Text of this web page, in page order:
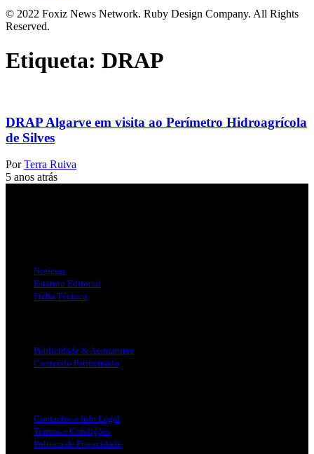
© 2022 Foxiz News Network. Ruby Design Company. All Rights
Reserved.
Etiqueta: DRAP
DRAP Algarve em visita ao Perímetro Hidroagrícola
de Silves
Por Terra Ruiva
5 anos atrás
Notícias
Estatuto Editorial
Ficha Técnica
Publicidade & Assinaturas
Conteúdo Patrocinado
Contactos e Info Legal
Termos e Condições
Politica de Privacidade